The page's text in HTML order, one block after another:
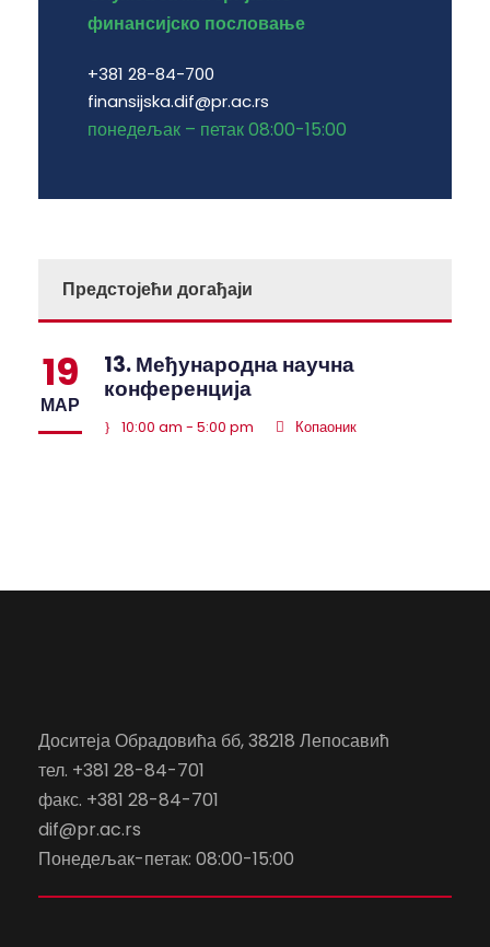
финансијско пословање
+381 28-84-700
finansijska.dif@pr.ac.rs
понедељак – петак 08:00-15:00
Предстојећи догађаји
19
МАР
13. Међународна научна
конференција
10:00 am - 5:00 pm Копаоник
Доситеја Обрадовића бб, 38218 Лепосавић
тел. +381 28-84-701
факс. +381 28-84-701
dif@pr.ac.rs
Понедељак-петак: 08:00-15:00